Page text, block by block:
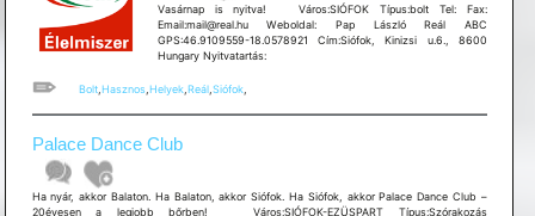
Vasárnap is nyitva! Város:SIÓFOK Típus:bolt Tel: Fax:
Email:mail@real.hu Weboldal: Pap László Reál ABC
GPS:46.9109559-18.0578921 Cím:Siófok, Kinizsi u.6., 8600
Hungary Nyitvatartás:
Bolt, Hasznos, Helyek, Reál, Siófok,
Palace Dance Club
Ha nyár, akkor Balaton. Ha Balaton, akkor Siófok. Ha Siófok, akkor Palace Dance Club –
20évesen a legjobb bőrben! Város:SIÓFOK-EZÜSPART Típus:Szórakozás